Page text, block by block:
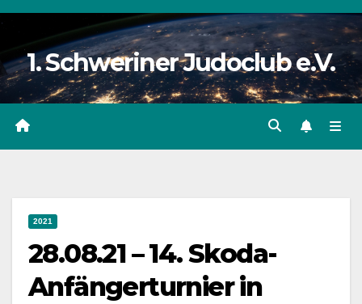
Zum
springen1. Schweriner Judoclub e.V.
2021
28.08.21 – 14. Skoda-
Anfängerturnier in